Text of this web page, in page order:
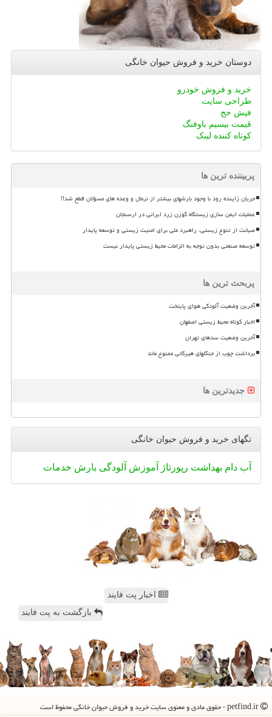
دوستان خرید و فروش حیوان خانگی
خرید و فروش خودرو
طراحی سایت
فیش حج
قیمت بیسیم باوفنگ
کوتاه کننده لینک
پربیننده ترین ها
جریان زاینده رود با وجود بارشهای بیشتر از نرمال و وعده های مسؤلان قطع شد!!
عملیات ایمن سازی زیستگاه گوزن زرد ایرانی در ارسنجان
صیانت از تنوع زیستی، راهبرد ملی برای امنیت زیستی و توسعه پایدار
توسعه صنعتی بدون توجه به الزامات محیط زیستی پایدار نیست
پربحث ترین ها
آخرین وضعیت آلودگی هوای پایتخت
اخبار کوتاه محیط زیستی اصفهان
آخرین وضعیت سدهای تهران
برداشت چوب از جنگلهای هیرکانی ممنوع ماند
جدیدترین ها
تگهای خرید و فروش حیوان خانگی
آب دام بهداشت رپورتاژ آموزش آلودگی بارش خدمات
اخبار پت فایند
بازگشت به پت فایند